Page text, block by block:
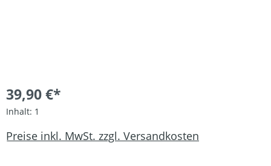
39,90 €*
Inhalt: 1
Preise inkl. MwSt. zzgl. Versandkosten